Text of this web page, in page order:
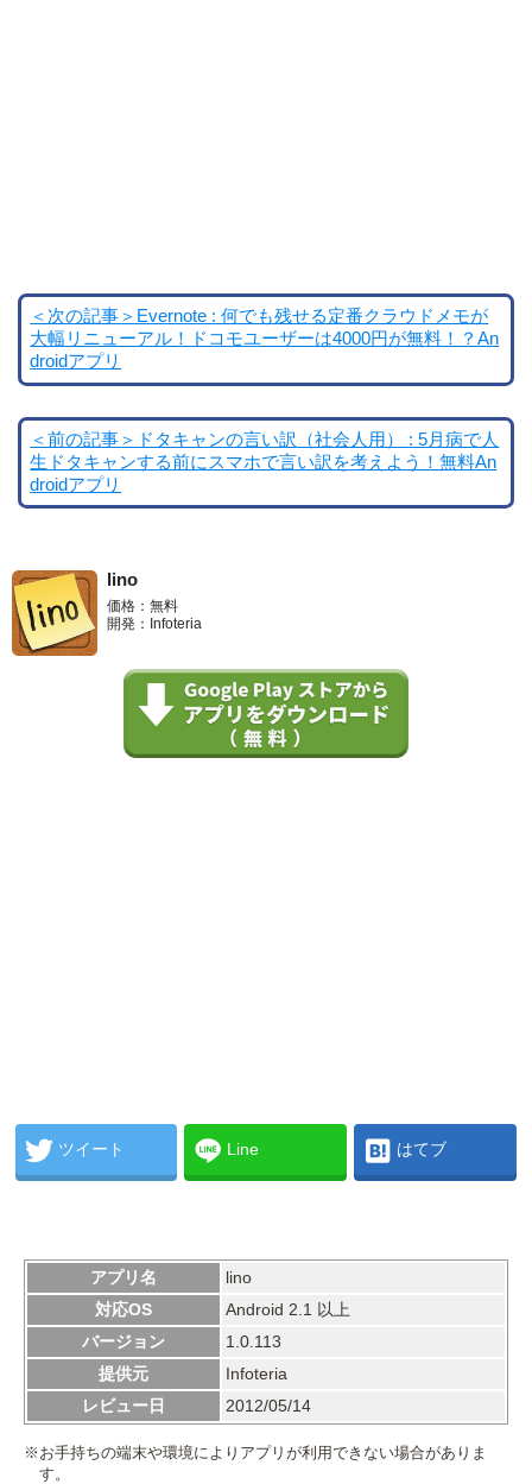
＜次の記事＞Evernote : 何でも残せる定番クラウドメモが
大幅リニューアル！ドコモユーザーは4000円が無料！？An
droidアプリ
＜前の記事＞ドタキャンの言い訳（社会人用） : 5月病で人
生ドタキャンする前にスマホで言い訳を考えよう！無料An
droidアプリ
lino
価格：無料
開発：Infoteria
ツイート Line はてブ
アプリ名
lino
対応OS
Android 2.1 以上
バージョン
1.0.113
提供元
Infoteria
レビュー日
2012/05/14
※お手持ちの端末や環境によりアプリが利用できない場合がありま
す。